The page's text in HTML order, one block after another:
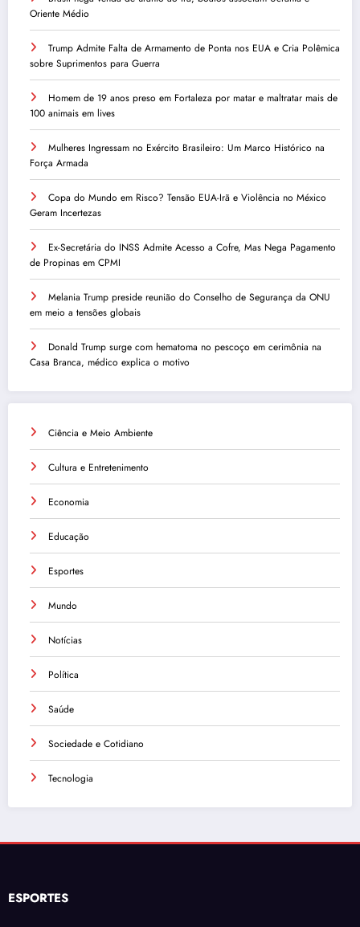
Oriente Médio
Trump Admite Falta de Armamento de Ponta nos EUA e Cria Polêmica
sobre Suprimentos para Guerra
Homem de 19 anos preso em Fortaleza por matar e maltratar mais de
100 animais em lives
Mulheres Ingressam no Exército Brasileiro: Um Marco Histórico na
Força Armada
Copa do Mundo em Risco? Tensão EUA-Irã e Violência no México
Geram Incertezas
Ex-Secretária do INSS Admite Acesso a Cofre, Mas Nega Pagamento
de Propinas em CPMI
Melania Trump preside reunião do Conselho de Segurança da ONU
em meio a tensões globais
Donald Trump surge com hematoma no pescoço em cerimônia na
Casa Branca, médico explica o motivo
Ciência e Meio Ambiente
Cultura e Entretenimento
Economia
Educação
Esportes
Mundo
Notícias
Política
Saúde
Sociedade e Cotidiano
Tecnologia
ESPORTES